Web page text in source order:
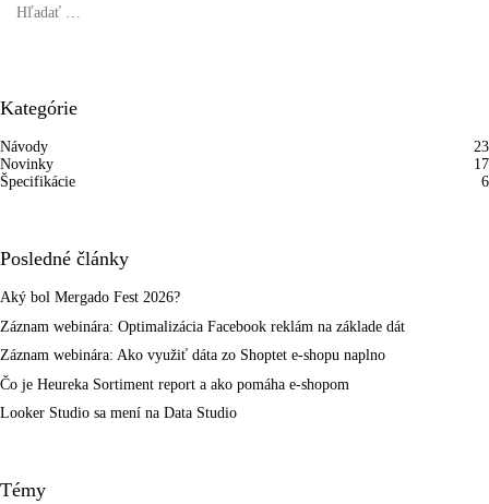
Kategórie
Návody
23
Novinky
17
Špecifikácie
6
Posledné články
Aký bol Mergado Fest 2026?
Záznam webinára: Optimalizácia Facebook reklám na základe dát
Záznam webinára: Ako využiť dáta zo Shoptet e-shopu naplno
Čo je Heureka Sortiment report a ako pomáha e-shopom
Looker Studio sa mení na Data Studio
Témy